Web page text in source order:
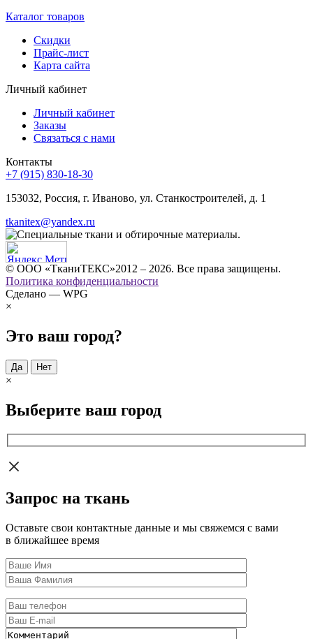
Каталог товаров
Скидки
Прайс-лист
Карта сайта
Личный кабинет
Личный кабинет
Заказы
Связаться с нами
Контакты
+7 (915) 830-18-30
153032, Россия, г. Иваново, ул. Станкостроителей, д. 1
tkanitex@yandex.ru
© ООО «ТканиТЕКС»2012 – 2026. Все права защищены.
Политика конфиденциальности
Сделано — WPG
×
Это ваш город?
Да Нет
×
Выберите ваш город
Запрос на ткань
Оставьте свои контактные данные и мы свяжемся с вами
в ближайшее время